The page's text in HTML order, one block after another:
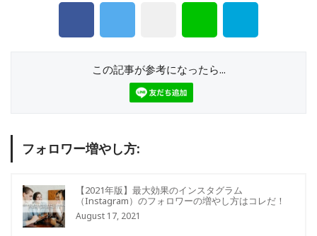
この記事が参考になったら...
フォロワー増やし方:
【2021年版】最大効果のインスタグラム
（Instagram）のフォロワーの増やし方はコレだ！
August 17, 2021